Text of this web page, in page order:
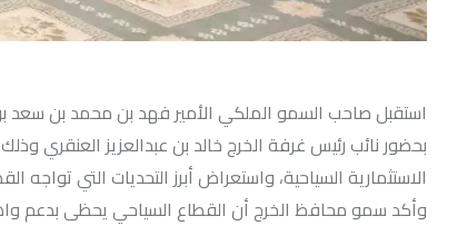
استقبل صاحب السمو الملكي الأمير فهد بن محمد بن سعد بن
بحضور نائب رئيس غرفة الخرج خالد بن عبدالعزيز العنقري
الاستثمارية السياحية، واستعراض أبرز التحديات التي تواجه
وأكد سمو محافظ الخرج أن القطاع السياحي يحظى بدعم